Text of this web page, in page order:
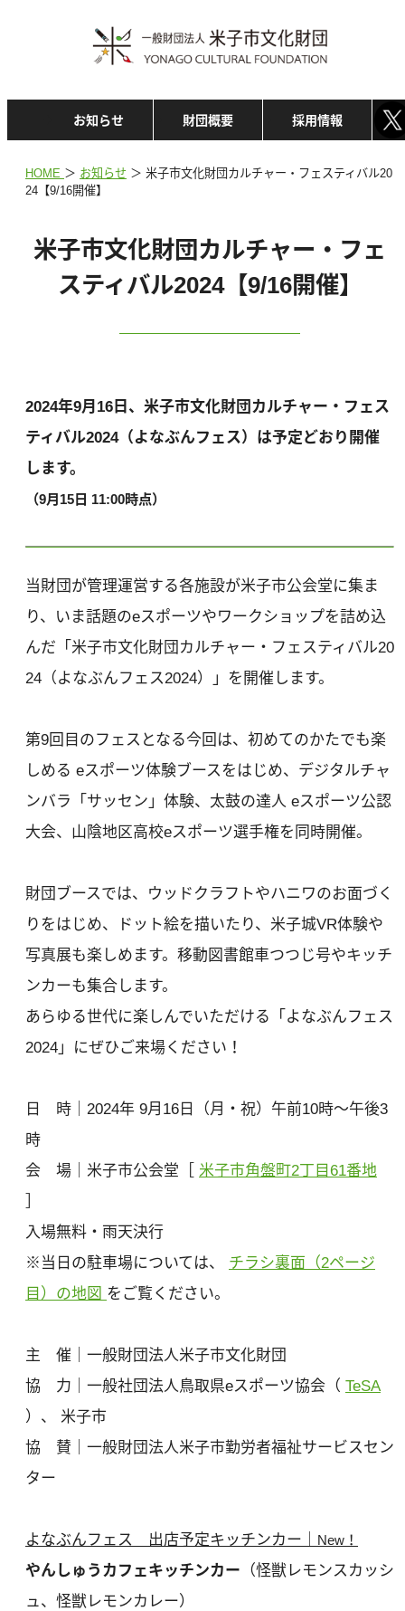
お知らせ 財団概要 採用情報
HOME ＞ お知らせ ＞ 米子市文化財団カルチャー・フェスティバル20
24【9/16開催】
米子市文化財団カルチャー・フェ
スティバル2024【9/16開催】
2024年9月16日、米子市文化財団カルチャー・フェス
ティバル2024（よなぶんフェス）は予定どおり開催
します。
（9月15日 11:00時点）
当財団が管理運営する各施設が米子市公会堂に集ま
り、いま話題のeスポーツやワークショップを詰め込
んだ「米子市文化財団カルチャー・フェスティバル20
24（よなぶんフェス2024）」を開催します。
第9回目のフェスとなる今回は、初めてのかたでも楽
しめる eスポーツ体験ブースをはじめ、デジタルチャ
ンバラ「サッセン」体験、太鼓の達人 eスポーツ公認
大会、山陰地区高校eスポーツ選手権を同時開催。
財団ブースでは、ウッドクラフトやハニワのお面づく
りをはじめ、ドット絵を描いたり、米子城VR体験や
写真展も楽しめます。移動図書館車つつじ号やキッチ
ンカーも集合します。
あらゆる世代に楽しんでいただける「よなぶんフェス
2024」にぜひご来場ください！
日 時｜2024年 9月16日（月・祝）午前10時～午後3
時
会 場｜米子市公会堂［ 米子市角盤町2丁目61番地
入場無料・雨天決行
※当日の駐車場については、 チラシ裏面（2ページ
目）の地図 をご覧ください。
主 催｜一般財団法人米子市文化財団
協 力｜一般社団法人鳥取県eスポーツ協会（ TeSA
）、 米子市
協 賛｜一般財団法人米子市勤労者福祉サービスセン
ター
よなぶんフェス 出店予定キッチンカー｜ New！
やんしゅうカフェキッチンカー （怪獣レモンスカッシ
ュ、怪獣レモンカレー）